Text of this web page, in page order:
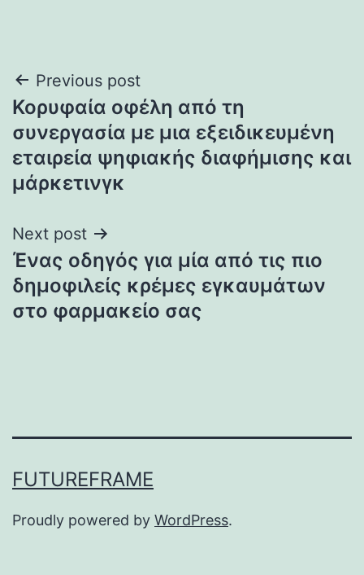
Post
navigation
Previous post
Κορυφαία οφέλη από τη
συνεργασία με μια εξειδικευμένη
εταιρεία ψηφιακής διαφήμισης και
μάρκετινγκ
Next post
Ένας οδηγός για μία από τις πιο
δημοφιλείς κρέμες εγκαυμάτων
στο φαρμακείο σας
FUTUREFRAME
Proudly powered by WordPress.